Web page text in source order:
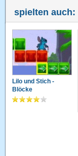
spielten auch:
Lilo und Stich -
Blöcke